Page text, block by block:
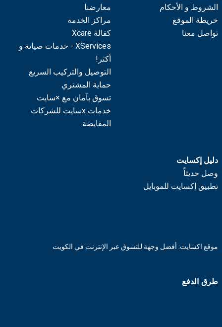
الشروط و الأحكام
خريطة الموقع
تواصل معنا
معارضنا
مراكز الخدمة
كفالة Xcare
XServices - خدمات صيانة و
أكثر!
التوصيل والتركيب السريع
حماية المشتري
تسوق بآمان مع ×سايت
خدمات xسايت للشركات
المقايضة
دليل إكسايت
وصل حديثاً
تطبيق إكسايت للموبايل
موقع اكسايت: أفضل وجهة للتسوق عبر الإنترنت في الكويت
طرق الدفع